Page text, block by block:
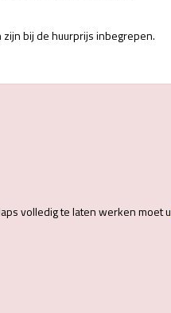
bij de huurprijs inbegrepen.
volledig te laten werken moet u